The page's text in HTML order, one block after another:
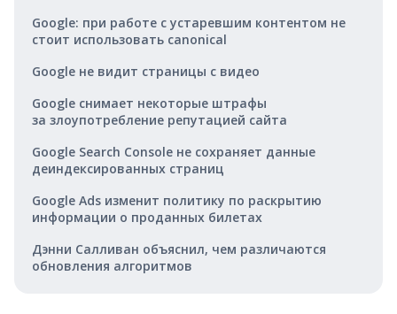
Google: при работе с устаревшим контентом не
стоит использовать canonical
Google не видит страницы с видео
Google снимает некоторые штрафы
за злоупотребление репутацией сайта
Google Search Console не сохраняет данные
деиндексированных страниц
Google Ads изменит политику по раскрытию
информации о проданных билетах
Дэнни Салливан объяснил, чем различаются
обновления алгоритмов